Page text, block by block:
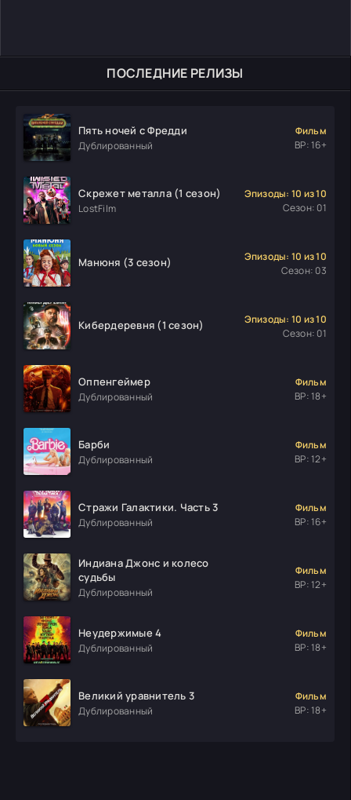
ПОСЛЕДНИЕ РЕЛИЗЫ
Пять ночей с Фредди
Дублированный
Фильм
ВР: 16+
Скрежет металла (1 сезон)
LostFilm
Эпизоды: 10 из 10
Сезон: 01
Манюня (3 сезон)
Эпизоды: 10 из 10
Сезон: 03
Кибердеревня (1 сезон)
Эпизоды: 10 из 10
Сезон: 01
Оппенгеймер
Дублированный
Фильм
ВР: 18+
Барби
Дублированный
Фильм
ВР: 12+
Стражи Галактики. Часть 3
Дублированный
Фильм
ВР: 16+
Индиана Джонс и колесо
судьбы
Дублированный
Фильм
ВР: 12+
Неудержимые 4
Дублированный
Фильм
ВР: 18+
Великий уравнитель 3
Дублированный
Фильм
ВР: 18+